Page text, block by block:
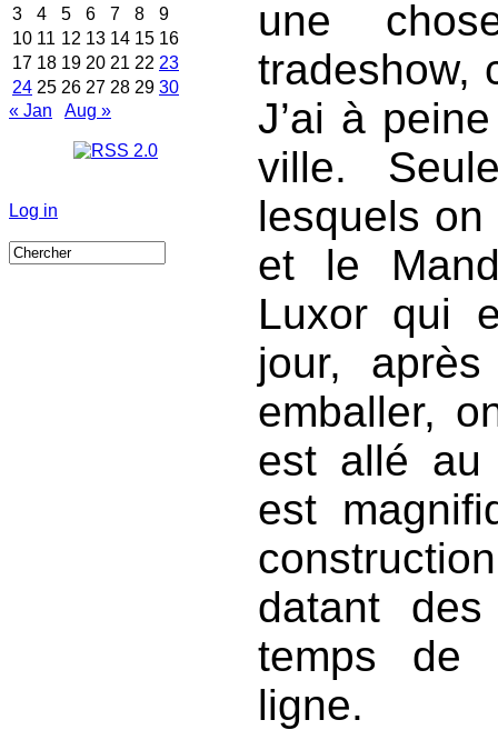
3
4 5 6 7 8
9
10 11 12 13 14 15 16
17 18 19 20 21 22 23
24 25 26 27 28 29 30
« Jan
Aug »
Log in
une
tradeshow,
J’ai à
ville.
lesquels
et le
Luxor qui
jour,
emballer,
est allé au
est
datant
temps de
ligne.